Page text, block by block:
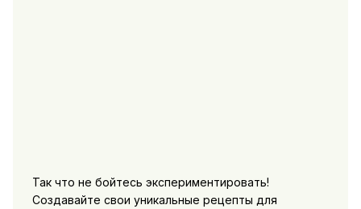
Так что не бойтесь экспериментировать!
Создавайте свои уникальные рецепты для